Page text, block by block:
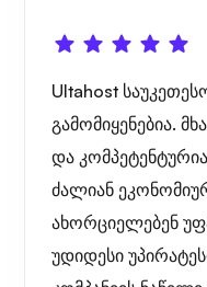
Ultahost
გამომიყენებია.
და
ძალიან
ახორციელებენ
უდიდესი